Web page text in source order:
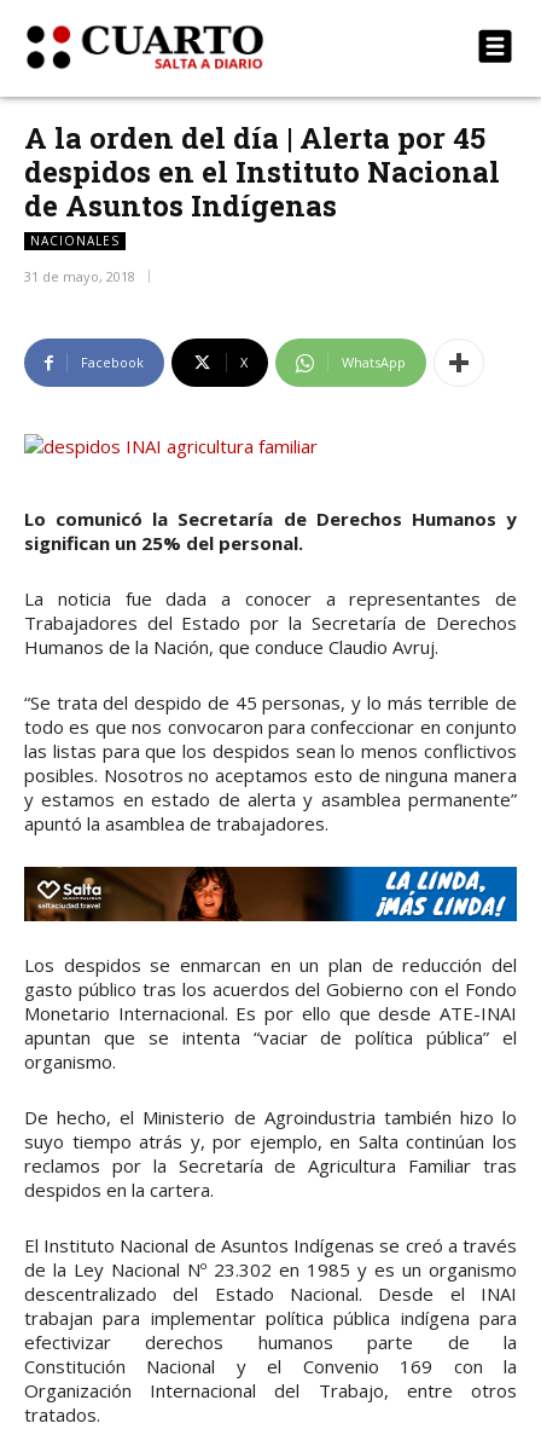
A la orden del día | Alerta por 45
despidos en el Instituto Nacional
de Asuntos Indígenas
NACIONALES
31 de mayo, 2018
Facebook X WhatsApp
Lo comunicó la Secretaría de Derechos Humanos y
significan un 25% del personal.
La noticia fue dada a conocer a representantes de
Trabajadores del Estado por la Secretaría de Derechos
Humanos de la Nación, que conduce Claudio Avruj.
“Se trata del despido de 45 personas, y lo más terrible de
todo es que nos convocaron para confeccionar en conjunto
las listas para que los despidos sean lo menos conflictivos
posibles. Nosotros no aceptamos esto de ninguna manera
y estamos en estado de alerta y asamblea permanente”
apuntó la asamblea de trabajadores.
Los despidos se enmarcan en un plan de reducción del
gasto público tras los acuerdos del Gobierno con el Fondo
Monetario Internacional. Es por ello que desde ATE-INAI
apuntan que se intenta “vaciar de política pública” el
organismo.
De hecho, el Ministerio de Agroindustria también hizo lo
suyo tiempo atrás y, por ejemplo, en Salta continúan los
reclamos por la Secretaría de Agricultura Familiar tras
despidos en la cartera.
El Instituto Nacional de Asuntos Indígenas se creó a través
de la Ley Nacional Nº 23.302 en 1985 y es un organismo
descentralizado del Estado Nacional. Desde el INAI
trabajan para implementar política pública indígena para
efectivizar derechos humanos parte de la
Constitución Nacional y el Convenio 169 con la
Organización Internacional del Trabajo, entre otros
tratados.